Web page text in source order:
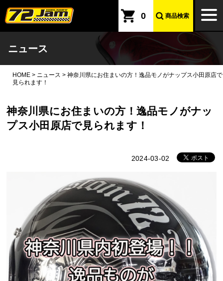
本文へ
0 商品検索
ニュース
HOME > ニュース > 神奈川県にお住まいの方！逸品モノがナップス小田原店で
見られます！
神奈川県にお住まいの方！逸品モノがナッ
プス小田原店で見られます！
2024-03-02